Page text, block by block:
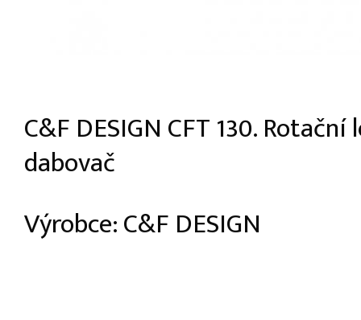
C&F DESIGN CFT 130. Rotační
dabovač
Výrobce: C&F DESIGN